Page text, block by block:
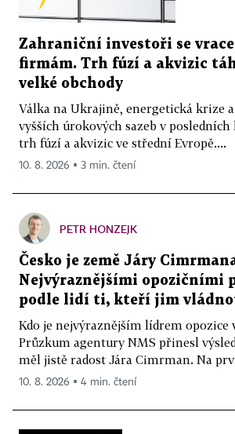
Zahraniční investoři se
firmám. Trh fúzí a akvizic
velké obchody
Válka na Ukrajině, energetická krize
vyšších úrokových sazeb v
trh fúzí a akvizic ve střední Evropě....
10. 8. 2026 ▪ 3 min. čtení
PETR HONZEJK
Česko je země Járy
Nejvýraznějšími opozičními
podle lidí ti, kteří jim
Kdo je nejvýraznějším lídrem opozice
Průzkum agentury NMS přinesl
měl jistě radost Jára Cimrman. Na
10. 8. 2026 ▪ 4 min. čtení